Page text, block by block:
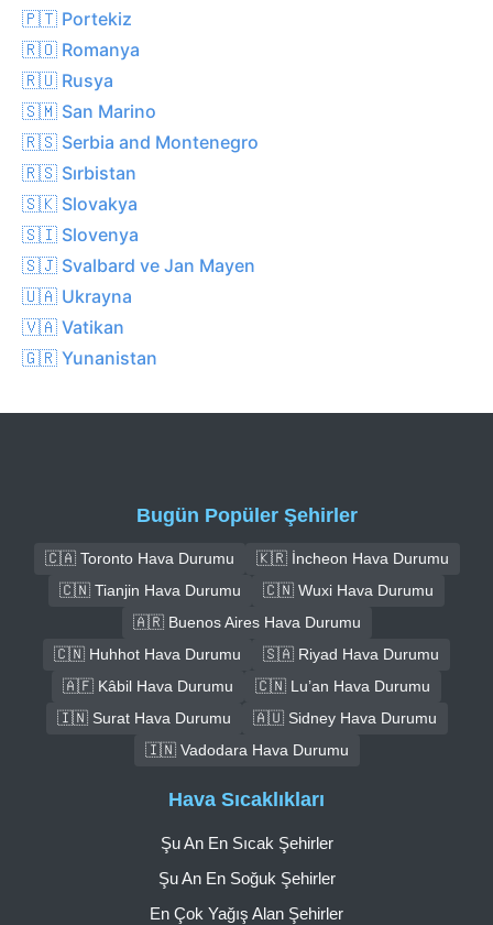
🇵🇹 Portekiz
🇷🇴 Romanya
🇷🇺 Rusya
🇸🇲 San Marino
🇷🇸 Serbia and Montenegro
🇷🇸 Sırbistan
🇸🇰 Slovakya
🇸🇮 Slovenya
🇸🇯 Svalbard ve Jan Mayen
🇺🇦 Ukrayna
🇻🇦 Vatikan
🇬🇷 Yunanistan
Bugün Popüler Şehirler
🇨🇦 Toronto Hava Durumu
🇰🇷 İncheon Hava Durumu
🇨🇳 Tianjin Hava Durumu
🇨🇳 Wuxi Hava Durumu
🇦🇷 Buenos Aires Hava Durumu
🇨🇳 Huhhot Hava Durumu
🇸🇦 Riyad Hava Durumu
🇦🇫 Kâbil Hava Durumu
🇨🇳 Lu’an Hava Durumu
🇮🇳 Surat Hava Durumu
🇦🇺 Sidney Hava Durumu
🇮🇳 Vadodara Hava Durumu
Hava Sıcaklıkları
Şu An En Sıcak Şehirler
Şu An En Soğuk Şehirler
En Çok Yağış Alan Şehirler